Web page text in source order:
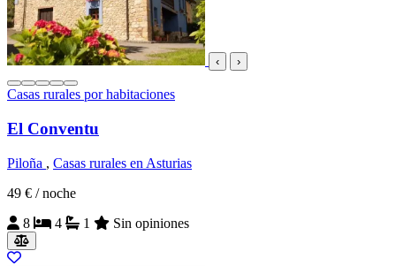
‹ ›
Casas rurales por habitaciones
El Conventu
Piloña , Casas rurales en Asturias
49 € / noche
8
4 1 Sin opiniones